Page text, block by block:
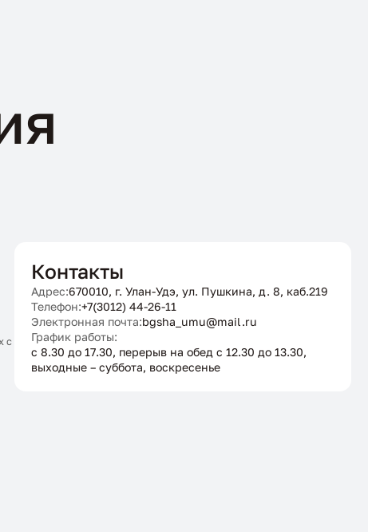
с
Контакты
Адрес:670010, г. Улан-Удэ, ул. Пушкина, д. 8, каб.219
Телефон:+7(3012) 44-26-11
Электронная почта:bgsha_umu@mail.ru
График работы:
с 8.30 до 17.30, перерыв на обед с 12.30 до 13.30,
выходные – суббота, воскресенье